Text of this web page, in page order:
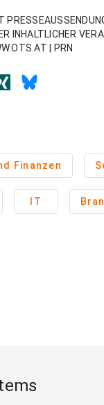
INHALTLICHER
| PRN
Finanzen
IT